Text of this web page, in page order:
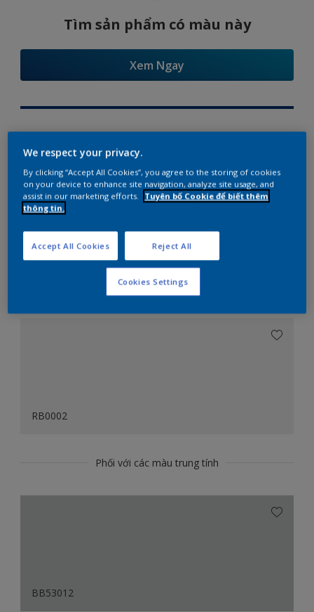
Tìm sản phẩm có màu này
Xem Ngay
Try Our Visualizer App
Gợi ý phối màu
The Perfect White
RB0002
Phối với các màu trung tính
BB53012
We respect your privacy.
By clicking “Accept All Cookies”, you agree to the storing of cookies
on your device to enhance site navigation, analyze site usage, and
assist in our marketing efforts.
Tuyên bố Cookie để biết thêm
thông tin.
Reject All
Accept All Cookies
Cookies Settings